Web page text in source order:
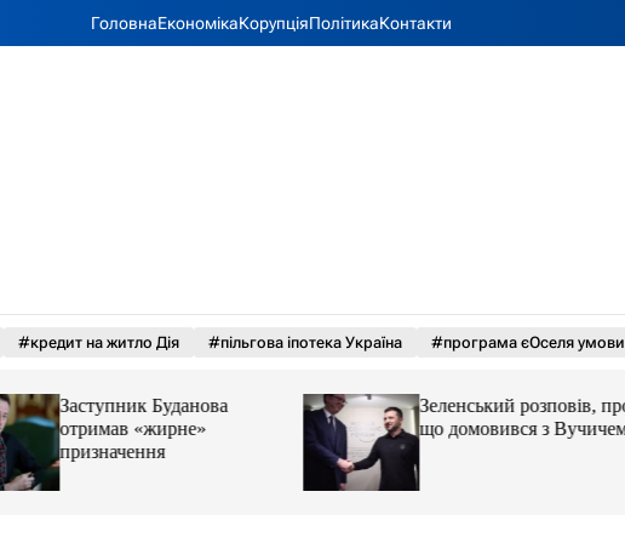
ГоловнаЕкономікаКорупціяПолітикаКонтакти
#кредит на житло Дія #пільгова іпотека Україна #програма єОселя умови
Заступник Буданова
отримав «жирне»
призначення
Зеленський розповів, про
що домовився з Вучичем